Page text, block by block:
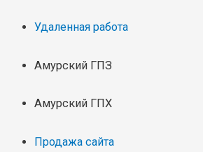
Удаленная работа
Амурский ГПЗ
Амурский ГПХ
Продажа сайта